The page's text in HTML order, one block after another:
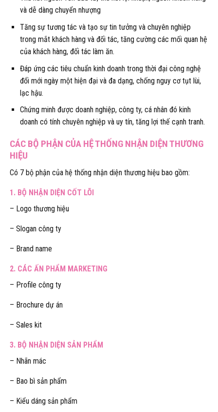
và dễ dàng chuyển nhượng
Tăng sự tương tác và tạo sự tin tưởng và chuyên nghiệp
trong mắt khách hàng và đối tác, tăng cường các mối quan hệ
của khách hàng, đối tác làm ăn.
Đáp ứng các tiêu chuẩn kinh doanh trong thời đại công nghệ
đổi mới ngày một hiện đại và đa dạng, chống nguy cơ tụt lùi,
lạc hậu.
Chứng minh được doanh nghiệp, công ty, cá nhân đó kinh
doanh có tính chuyên nghiệp và uy tín, tăng lợi thế cạnh tranh.
CÁC BỘ PHẬN CỦA HỆ THỐNG NHẬN DIỆN THƯƠNG
HIỆU
Có 7 bộ phận của hệ thống nhận diện thương hiệu bao gồm:
1. BỘ NHẬN DIỆN CỐT LÕI
– Logo thương hiệu
– Slogan công ty
– Brand name
2. CÁC ẤN PHẨM MARKETING
– Profile công ty
– Brochure dự án
– Sales kit
3. BỘ NHẬN DIỆN SẢN PHẨM
– Nhãn mác
– Bao bì sản phẩm
– Kiểu dáng sản phẩm